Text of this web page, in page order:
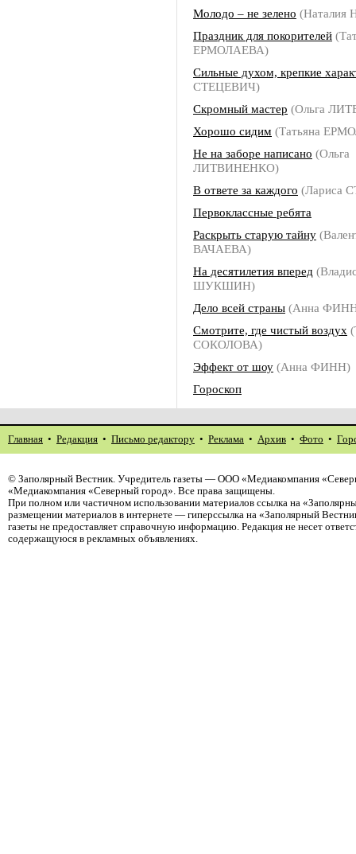
Молодо – не зелено
Праздник для покорителей
ЕРМОЛАЕВА)
Сильные духом, крепкие
СТЕЦЕВИЧ)
Скромный мастер (Ольга
Хорошо сидим (Татьяна
Не на заборе написано (Ольга
ЛИТВИНЕНКО)
В ответе за каждого (Лариса
Первоклассные ребята
Раскрыть старую тайну
ВАЧАЕВА)
На десятилетия вперед
ШУКШИН)
Дело всей страны (Анна
Смотрите, где чистый воздух
СОКОЛОВА)
Эффект от шоу (Анна ФИНН)
Гороскоп
Главная • Редакция • Письмо редактору • Реклама • Архив • Фото •
© Заполярный Вестник. Учредитель газеты — ООО «Медиакомпания
«Медиакомпания «Северный город». Все права защищены.
При полном или частичном использовании материалов ссылка на
размещении материалов в интернете — гиперссылка на «Заполярный
газеты не предоставляет справочную информацию. Редакция не несет
содержащуюся в рекламных объявлениях.